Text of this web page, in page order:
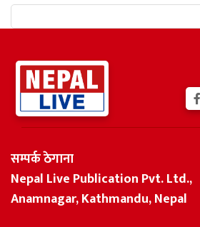
सम्पर्क ठेगाना
Nepal Live Publication Pvt. Ltd.,
Anamnagar, Kathmandu, Nepal